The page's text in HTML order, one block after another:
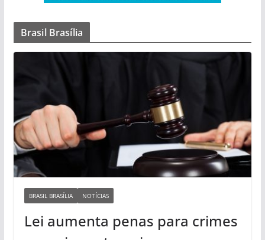
Brasil Brasília
BRASIL BRASÍLIA NOTÍCIAS
Lei aumenta penas para crimes